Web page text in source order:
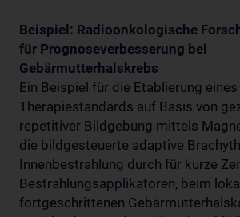
Beispiel: Radioonkologische
für Prognoseverbesserung bei
Gebärmutterhalskrebs
Ein Beispiel für die Etablierung eines
Therapiestandards auf Basis von
repetitiver Bildgebung mittels
die bildgesteuerte adaptive
Innenbestrahlung durch für kurze
Bestrahlungsapplikatoren, beim
fortgeschrittenen